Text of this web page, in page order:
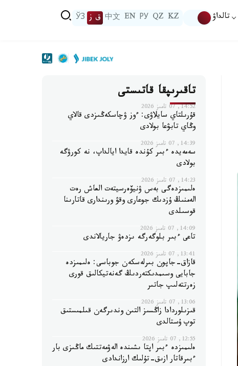
تالداۋ KZ
QZ
РУ
EN
中文 ق ز ЎЗ
تاقىرىپقا قاتىستى
14:52, 07 تامىز 2026
قۇرىلتاي سايلاۋى: ءوز ۋچاسكەڭىزدى قالاي
وڭاي تابۋعا بولادى
14:39, 07 تامىز 2026
سەمەيدە ءبىر كۇندە قايدا ايالداپ، نە كورۋگە
بولادى
14:23, 07 تامىز 2026
ەلىمىزدەگى بەس ۋنيۆەرسيتەت العاش رەت
الەمنىڭ ۇزدىك جوعارى وقۋ ورىندارى قاتارىنا
قوسىلدى
14:09, 07 تامىز 2026
تاعى ءبىر بلوگەرگە ىزدەۋ جاريالاندى
13:41, 07 تامىز 2026
قازاق-جاپون بىرلەسكەن جوباسى: ەلىمىزدە
جابايى وسىمدىكتەردىڭ گەنەتيكالىق قورى
زەرتتەلىپ جاتىر
13:06, 07 تامىز 2026
قىزىلوردادا زاڭسىز التىن وندىرگەن قىلمىستىق
توپ ۇستالدى
12:55, 07 تامىز 2026
ەلىمىزدە ءبىر اپتا ىشىندە الەۋمەتتىك ماڭىزى بار
ءبىرقاتار ازىق-تۇلىك ارزاندادى